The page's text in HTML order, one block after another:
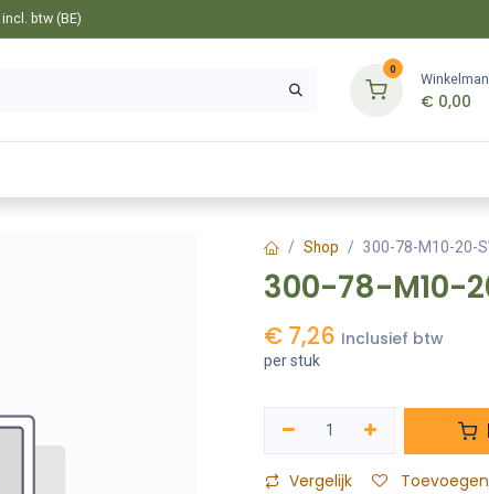
btw (BE)
0
€ 0,00
Shop 300-78-M10-20-
300-78-M10-
€ 7,26 Inclusief btw
per stuk
Vergelijk